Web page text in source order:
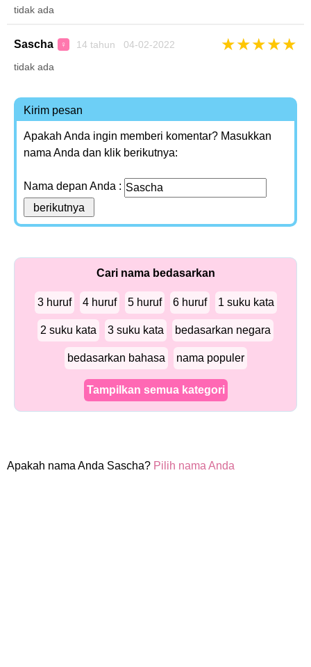
tidak ada
Sascha ♀ 14 tahun 04-02-2022 ★★★★★
tidak ada
Kirim pesan
Apakah Anda ingin memberi komentar? Masukkan
nama Anda dan klik berikutnya:
Nama depan Anda :
Cari nama bedasarkan
3 huruf 4 huruf 5 huruf 6 huruf 1 suku kata
2 suku kata 3 suku kata bedasarkan negara
bedasarkan bahasa nama populer
Tampilkan semua kategori
Apakah nama Anda Sascha? Pilih nama Anda